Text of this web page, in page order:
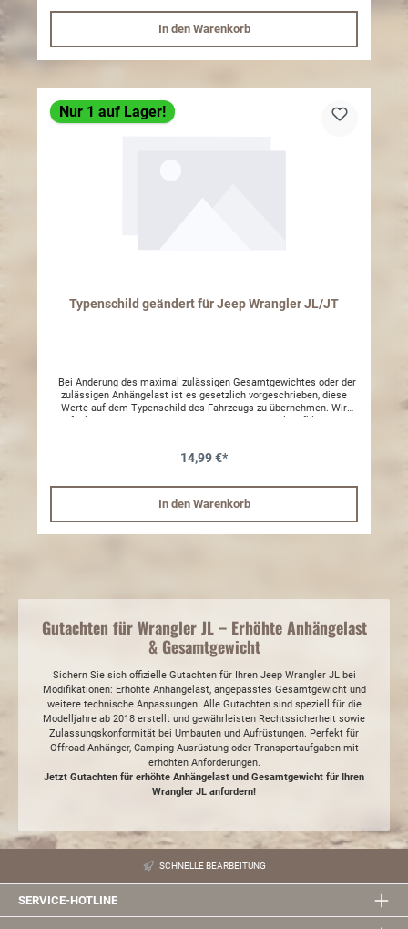
uns bei Bestellung eine Kopie Ihres Fahrzeugscheins zu.
In den Warenkorb
Nur 1 auf Lager!
Typenschild geändert für Jeep Wrangler JL/JT
Bei Änderung des maximal zulässigen Gesamtgewichtes oder der
zulässigen Anhängelast ist es gesetzlich vorgeschrieben, diese
Werte auf dem Typenschild des Fahrzeugs zu übernehmen. Wir
14,99 €*
In den Warenkorb
Gutachten für Wrangler JL – Erhöhte Anhängelast
& Gesamtgewicht
Sichern Sie sich offizielle Gutachten für Ihren Jeep Wrangler JL bei
Modifikationen: Erhöhte Anhängelast, angepasstes Gesamtgewicht und
weitere technische Anpassungen. Alle Gutachten sind speziell für die
Modelljahre ab 2018 erstellt und gewährleisten Rechtssicherheit sowie
Zulassungskonformität bei Umbauten und Aufrüstungen. Perfekt für
Offroad-Anhänger, Camping-Ausrüstung oder Transportaufgaben mit
erhöhten Anforderungen.
Jetzt Gutachten für erhöhte Anhängelast und Gesamtgewicht für Ihren
Wrangler JL anfordern!
SCHNELLE BEARBEITUNG
SERVICE-HOTLINE